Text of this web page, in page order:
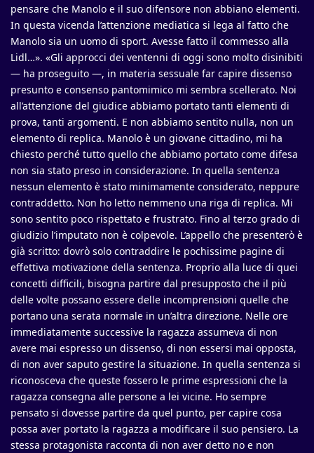
pensare che Manolo e il suo difensore non abbiano elementi.
In questa vicenda l’attenzione mediatica si lega al fatto che
Manolo sia un uomo di sport. Avesse fatto il commesso alla
Lidl…». «Gli approcci dei ventenni di oggi sono molto disinibiti
— ha proseguito —, in materia sessuale far capire dissenso
presunto e consenso pantomimico mi sembra scellerato. Noi
all’attenzione del giudice abbiamo portato tanti elementi di
prova, tanti argomenti. E non abbiamo sentito nulla, non un
elemento di replica. Manolo è un giovane cittadino, mi ha
chiesto perché tutto quello che abbiamo portato come difesa
non sia stato preso in considerazione. In quella sentenza
nessun elemento è stato minimamente considerato, neppure
contraddetto. Non ho letto nemmeno una riga di replica. Mi
sono sentito poco rispettato e frustrato. Fino al terzo grado di
giudizio l’imputato non è colpevole. L’appello che presenterò è
già scritto: dovrò solo contraddire le pochissime pagine di
effettiva motivazione della sentenza. Proprio alla luce di quei
concetti difficili, bisogna partire dal presupposto che il più
delle volte possano essere delle incomprensioni quelle che
portano una serata normale in un’altra direzione. Nelle ore
immediatamente successive la ragazza assumeva di non
avere mai espresso un dissenso, di non essersi mai opposta,
di non aver saputo gestire la situazione. In quella sentenza si
riconosceva che queste fossero le prime espressioni che la
ragazza consegna alle persone a lei vicine. Ho sempre
pensato si dovesse partire da quel punto, per capire cosa
possa aver portato la ragazza a modificare il suo pensiero. La
stessa protagonista racconta di non aver detto no e non